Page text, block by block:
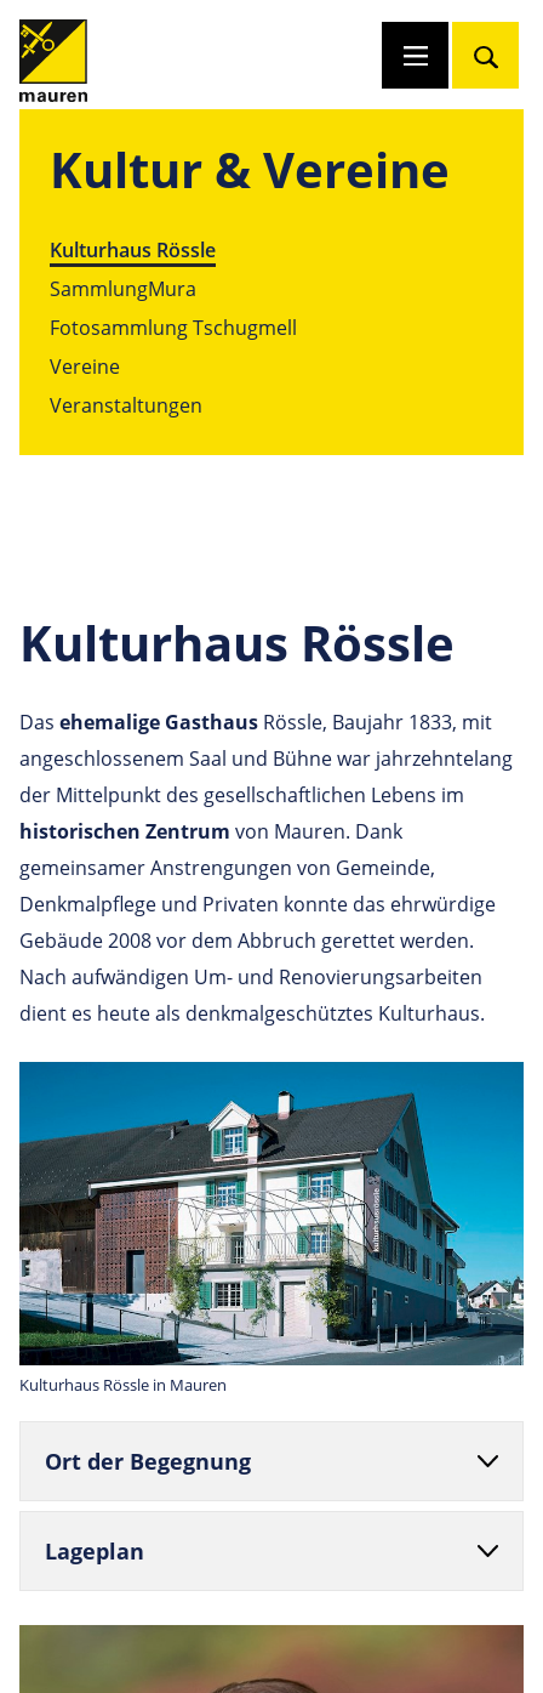
Kultur & Vereine
Kulturhaus Rössle
SammlungMura
Fotosammlung Tschugmell
Vereine
Veranstaltungen
Kulturhaus Rössle
Das ehemalige Gasthaus Rössle, Baujahr 1833, mit
angeschlossenem Saal und Bühne war jahrzehntelang
der Mittelpunkt des gesellschaftlichen Lebens im
historischen Zentrum von Mauren. Dank
gemeinsamer Anstrengungen von Gemeinde,
Denkmalpflege und Privaten konnte das ehrwürdige
Gebäude 2008 vor dem Abbruch gerettet werden.
Nach aufwändigen Um- und Renovierungsarbeiten
dient es heute als denkmalgeschütztes Kulturhaus.
Kulturhaus Rössle in Mauren
Ort der Begegnung
Lage­plan